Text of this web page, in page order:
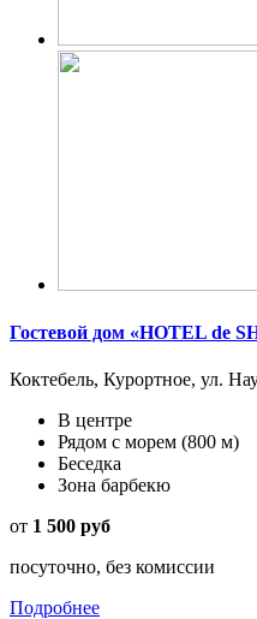
Гостевой дом «HOTEL de
Коктебель, Курортное, ул.
В центре
Рядом с морем (800 м)
Беседка
Зона барбекю
от 1 500 руб
посуточно, без комиссии
Подробнее